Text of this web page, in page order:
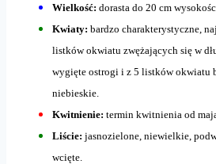
Wielkość: dorasta do 20 cm
Kwiaty: bardzo charakterystyczne,
listków okwiatu zwężających się w
wygięte ostrogi i z 5 listków okwiatu
niebieskie.
Kwitnienie: termin kwitnienia od
Liście: jasnozielone, niewielkie,
wcięte.